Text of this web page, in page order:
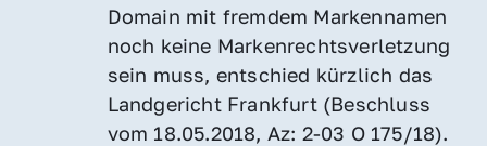
Domain mit fremdem Markennamen
noch keine Markenrechtsverletzung
sein muss, entschied kürzlich das
Landgericht Frankfurt (Beschluss
vom 18.05.2018, Az: 2-03 O 175/18).